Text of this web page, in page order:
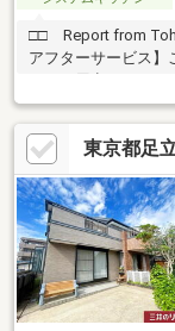
□□ Report from
アフターサービス】
相談、繰上返済のタ
チの設備保証や定期
イミングは勿論、購
す！まずはお気軽に
て、ご見学希望のお
お問い合わせ専用フ
東京都足